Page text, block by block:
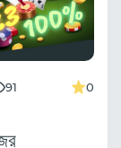
91 0